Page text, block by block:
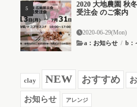
2020 大地農園 秋
受注会 のご案内
2020-06-29(Mon)
a：お知らせ / b：
clay NEW おすすめ
お知らせ アレンジ